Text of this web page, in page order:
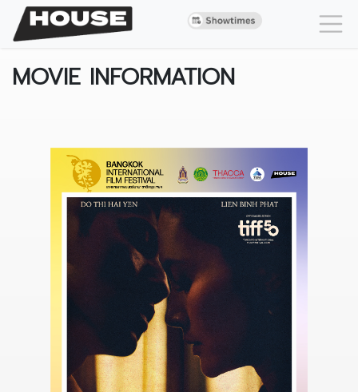
MOVIE INFORMATION